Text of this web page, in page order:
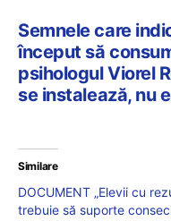
Semnele care
început să
psihologul Viorel
se instalează, nu
Similare
DOCUMENT „Elevii cu
trebuie să suporte